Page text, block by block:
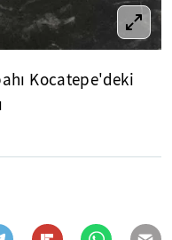
Kocatepe'deki